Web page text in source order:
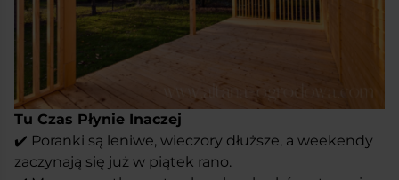
Tu Czas Płynie Inaczej
✔️ Poranki są leniwe, wieczory dłuższe, a weekendy
zaczynają się już w piątek rano.